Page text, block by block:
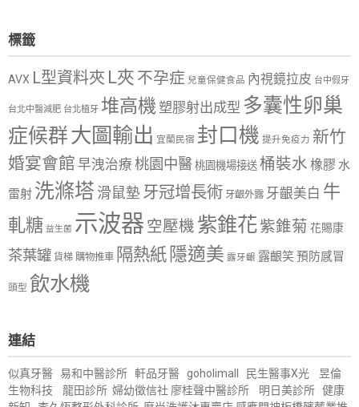
標籤
AVX L型資料夾 L夾 不孕症 兒童保健食品 內視鏡拉皮 台中假牙
台北中醫減肥 台北植牙 堆高機塑膠射出成型 多囊性卵巢
症候群大圖輸出 宜蘭民宿 封口機 提升免疫力 新竹
婚宴會館 早洩治療 桃園中醫 桃園機場接送 桶裝水 橡膠 水
雷射 洗滌塔 滑鼠墊 牙冠增長術 牙齦外露 牙齦美白 牛
軋糖 益生菌 示波器 空壓機 紫錐花紫錐菊 花賜康
茶葉罐 貨梯 購物推車 隔熱紙 隱適美 露牙齦 露齦笑預防感冒
頭型 飲水機
連結
似真牙醫 易和中醫診所 軒品牙醫 goholimall 民生醫事X光
昱倫
生物科技
龍田診所 婦幼徵信社 廖桂聲中醫診所 明日美診所 健康